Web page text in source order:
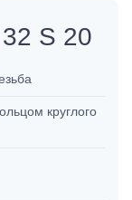
S 20
круглого